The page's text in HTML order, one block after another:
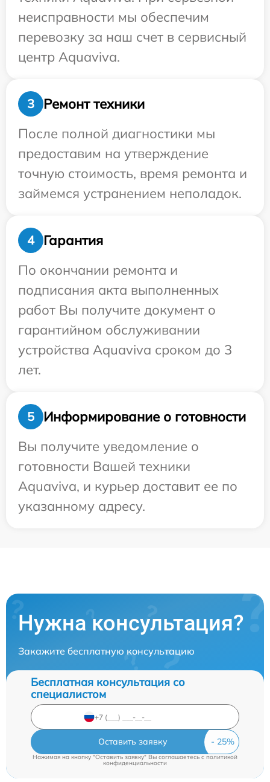
неисправности мы обеспечим
перевозку за наш счет в сервисный
центр Aquaviva.
3
Ремонт техники
После полной диагностики мы
предоставим на утверждение
точную стоимость, время ремонта и
займемся устранением неполадок.
4
Гарантия
По окончании ремонта и
подписания акта выполненных
работ Вы получите документ о
гарантийном обслуживании
устройства Aquaviva сроком до 3
лет.
5
Информирование о готовности
Вы получите уведомление о
готовности Вашей техники
Aquaviva, и курьер доставит ее по
указанному адресу.
Нужна консультация?
Закажите бесплатную консультацию
Бесплатная консультация со
специалистом
Оставить заявку
Нажимая на кнопку "Оставить заявку" Вы соглашаетесь c политикой
конфиденциальности